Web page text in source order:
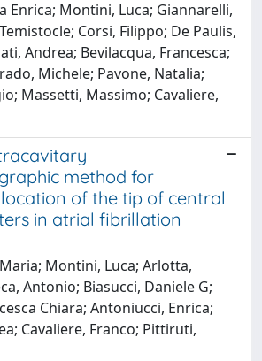
Enrica; Montini, Luca; Giannarelli,
Corsi, Filippo; De Paulis,
Andrea; Bevilacqua, Francesca;
Michele; Pavone, Natalia;
Massetti, Massimo; Cavaliere,
method for
of the tip of central
in atrial fibrillation
Montini, Luca; Arlotta,
Antonio; Biasucci, Daniele G;
Chiara; Antoniucci, Enrica;
Cavaliere, Franco; Pittiruti,